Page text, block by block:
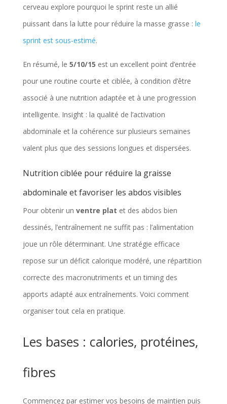
cerveau explore pourquoi le sprint reste un allié
puissant dans la lutte pour réduire la masse grasse : le
sprint est sous-estimé.
En résumé, le 5/10/15 est un excellent point d’entrée
pour une routine courte et ciblée, à condition d’être
associé à une nutrition adaptée et à une progression
intelligente. Insight : la qualité de l’activation
abdominale et la cohérence sur plusieurs semaines
valent plus que des sessions longues et dispersées.
Nutrition ciblée pour réduire la graisse
abdominale et favoriser les abdos visibles
Pour obtenir un ventre plat et des abdos bien
dessinés, l’entraînement ne suffit pas : l’alimentation
joue un rôle déterminant. Une stratégie efficace
repose sur un déficit calorique modéré, une répartition
correcte des macronutriments et un timing des
apports adapté aux entraînements. Voici comment
organiser tout cela en pratique.
Les bases : calories, protéines,
fibres
Commencez par estimer vos besoins de maintien puis